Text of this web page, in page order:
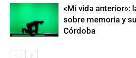
«Mi vida anterior»:
sobre memoria y
Córdoba